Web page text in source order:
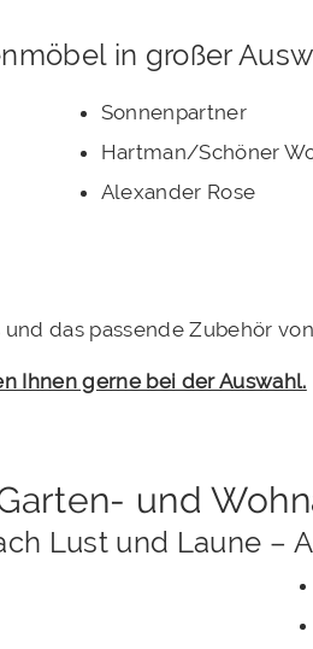
in großer
Sonnenpartner
Hartman/Schöner
Alexander Rose
das passende Zubehör
Ihnen gerne bei der Auswahl.
und
Lust und Laune –